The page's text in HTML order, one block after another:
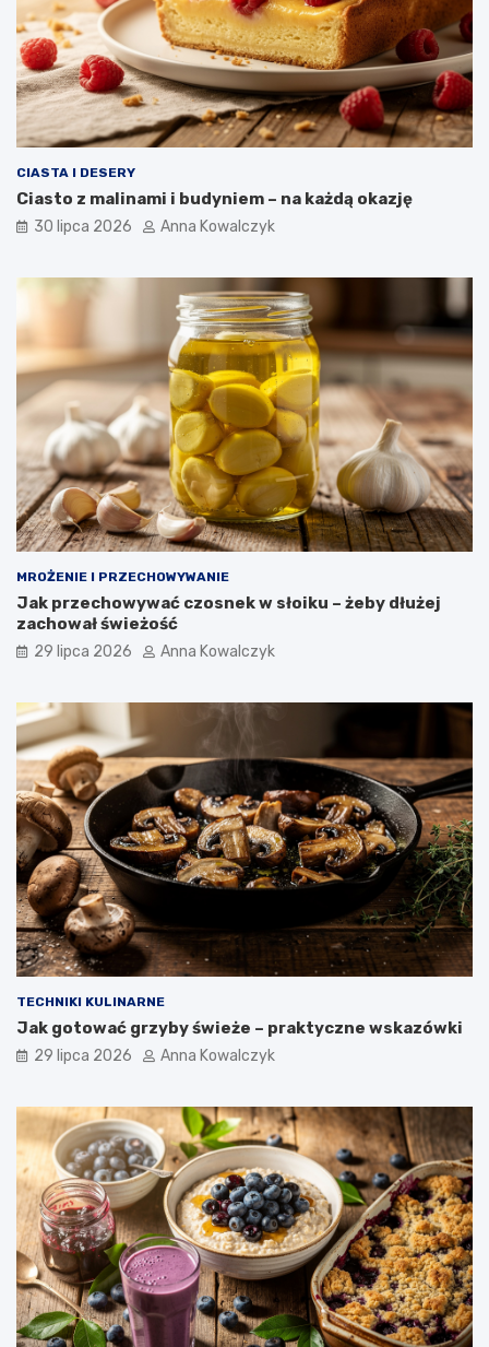
CIASTA I DESERY
Ciasto z malinami i budyniem – na każdą okazję
30 lipca 2026 Anna Kowalczyk
MROŻENIE I PRZECHOWYWANIE
Jak przechowywać czosnek w słoiku – żeby dłużej
zachował świeżość
29 lipca 2026 Anna Kowalczyk
TECHNIKI KULINARNE
Jak gotować grzyby świeże – praktyczne wskazówki
29 lipca 2026 Anna Kowalczyk